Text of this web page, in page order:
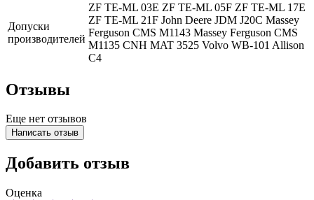
Допуски
производителей
ZF TE-ML 03E ZF TE-ML 05F ZF TE-ML 17E
ZF TE-ML 21F John Deere JDM J20C Massey
Ferguson CMS M1143 Massey Ferguson CMS
M1135 CNH MAT 3525 Volvo WB-101 Allison
C4
Отзывы
Еще нет отзывов
Написать отзыв
Добавить отзыв
Оценка